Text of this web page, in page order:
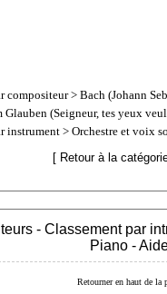
compositeur> Bach (Johann
Glauben (Seigneur, tes yeux
instrument > Orchestre et voix
[ Retour à la
- Classement par
Piano-
Retourner en haut de la